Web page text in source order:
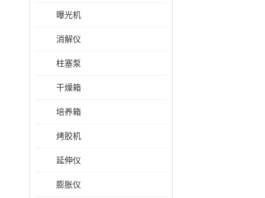
曝光机
消解仪
柱塞泵
干燥箱
培养箱
烤胶机
延伸仪
膨胀仪